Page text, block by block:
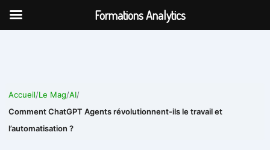
Aller
Accueil/Le Mag/AI/
Comment ChatGPT Agents révolutionnent-ils le travail et
l’automatisation ?
Formations Analytics